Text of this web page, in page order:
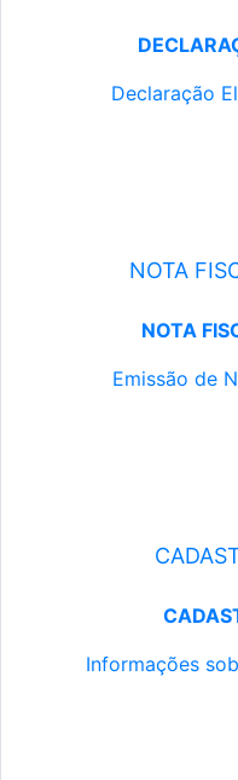
Declaração
NOTA
NOTA
Emissão de
Informações